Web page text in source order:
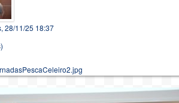
, 28/11/25 18:37